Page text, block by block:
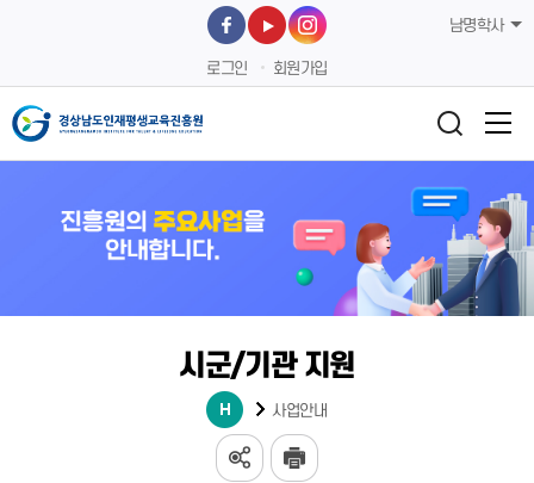
남명학사
로그인 회원가입
시군/기관 지원
사업안내